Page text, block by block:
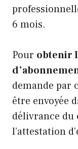
6 mois.
Pour obtenir
demande par
être envoyée
délivrance du
l’attestation